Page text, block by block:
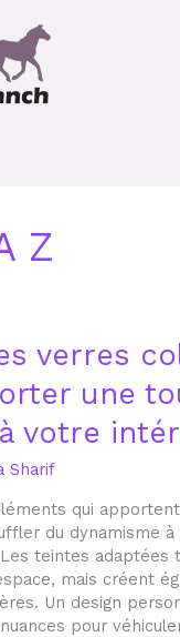
Z
verres
une
votre
Sharif
qui
du dynamisme à
teintes adaptées
mais créent
Un design
pour